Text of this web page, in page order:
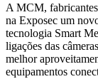
A MCM, fabricantes
na Exposec um
tecnologia Smart
ligações das
melhor
equipamentos